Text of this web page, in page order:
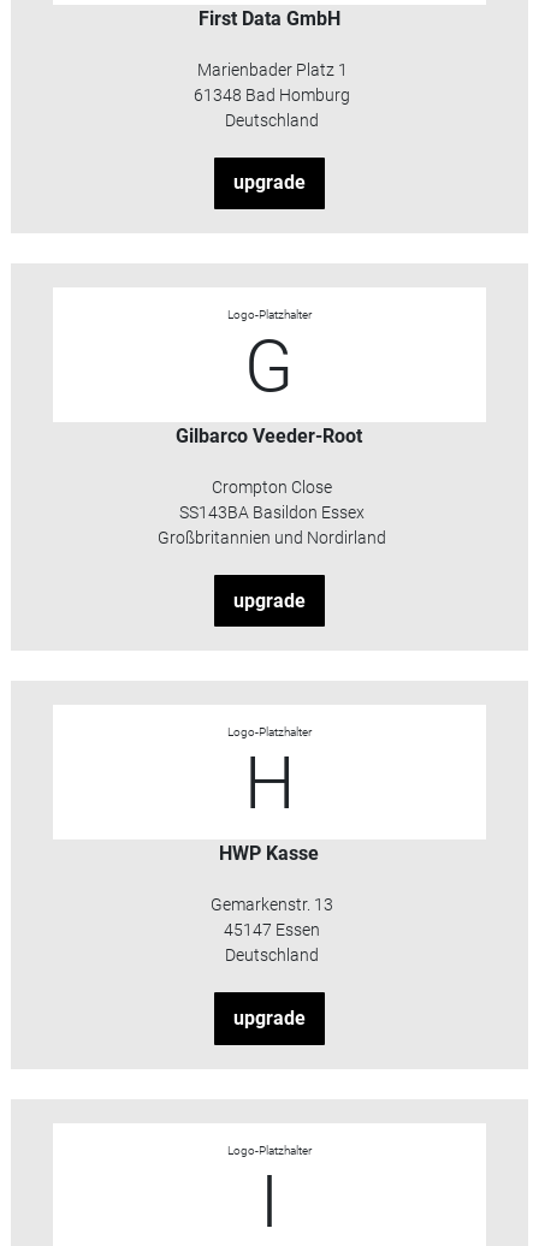
First Data GmbH
Marienbader Platz 1
61348 Bad Homburg
Deutschland
upgrade
Logo-Platzhalter
G
Gilbarco Veeder-Root
Crompton Close
SS143BA Basildon Essex
Großbritannien und Nordirland
upgrade
Logo-Platzhalter
H
HWP Kasse
Gemarkenstr. 13
45147 Essen
Deutschland
upgrade
Logo-Platzhalter
I